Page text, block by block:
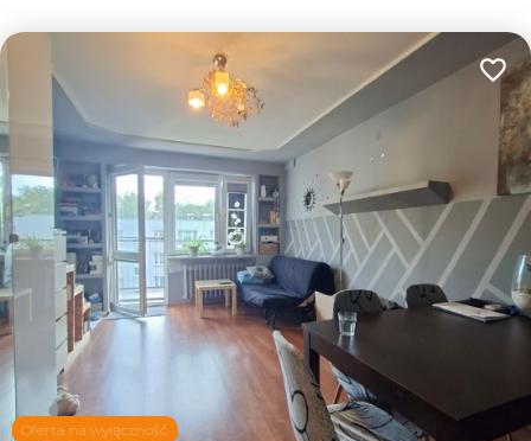
Oferta na wyłączność